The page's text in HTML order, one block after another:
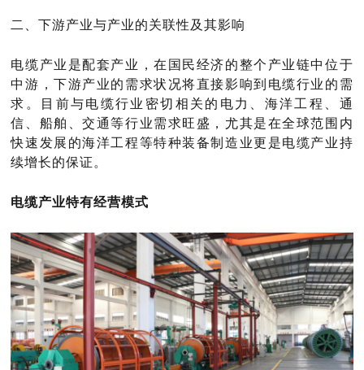
二、下游产业与产业的关联性及其影响
电缆产业是配套产业，在国民经济的整个产业链中位于
中游，下游产业的需求状况将直接影响到电缆行业的需
求。目前与电缆行业密切相关的电力、海洋工程、通
信、船舶、交通等行业需求旺盛，尤其是在全球范围内
快速发展的海洋工程等特种装备制造业更是电缆产业持
续增长的保证。
电缆产业特有经营模式